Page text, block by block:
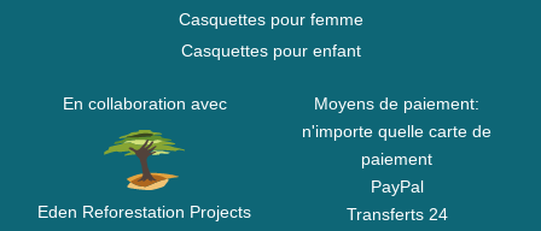
Casquettes pour femme
Casquettes pour enfant
En collaboration avec
Eden Reforestation Projects
Moyens de paiement:
n'importe quelle carte de
paiement
PayPal
Transferts 24